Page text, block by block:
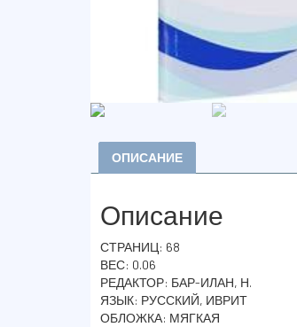
ОПИСАНИЕ
Описание
СТРАНИЦ: 68
ВЕС: 0.06
РЕДАКТОР: БАР-ИЛАН, Н.
ЯЗЫК: РУССКИЙ, ИВРИТ
ОБЛОЖКА: МЯГКАЯ